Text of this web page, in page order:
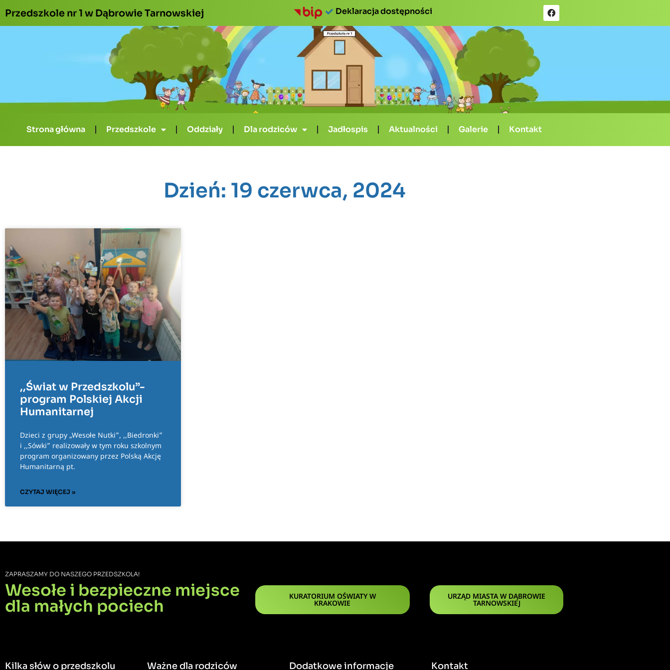
Przedszkole nr 1 w Dąbrowie Tarnowskiej Deklaracja dostępności
Strona główna Przedszkole Oddziały Dla rodziców Jadłospis Aktualności Galerie Kontakt
Dzień: 19 czerwca, 2024
,,Świat w Przedszkolu”-
program Polskiej Akcji
Humanitarnej
Dzieci z grupy „Wesołe Nutki”, ,,Biedronki”
i ,,Sówki” realizowały w tym roku szkolnym
program organizowany przez Polską Akcję
Humanitarną pt.
CZYTAJ WIĘCEJ »
ZAPRASZAMY DO NASZEGO PRZEDSZKOLA!
Wesołe i bezpieczne miejsce
dla małych pociech
KURATORIUM OŚWIATY W
KRAKOWIE
URZĄD MIASTA W DĄBROWIE
TARNOWSKIEJ
Kilka słów o przedszkolu Ważne dla rodziców Dodatkowe informacje Kontakt